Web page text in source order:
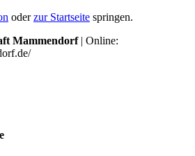
oderzur Startseite springen.
Mammendorf| Online: